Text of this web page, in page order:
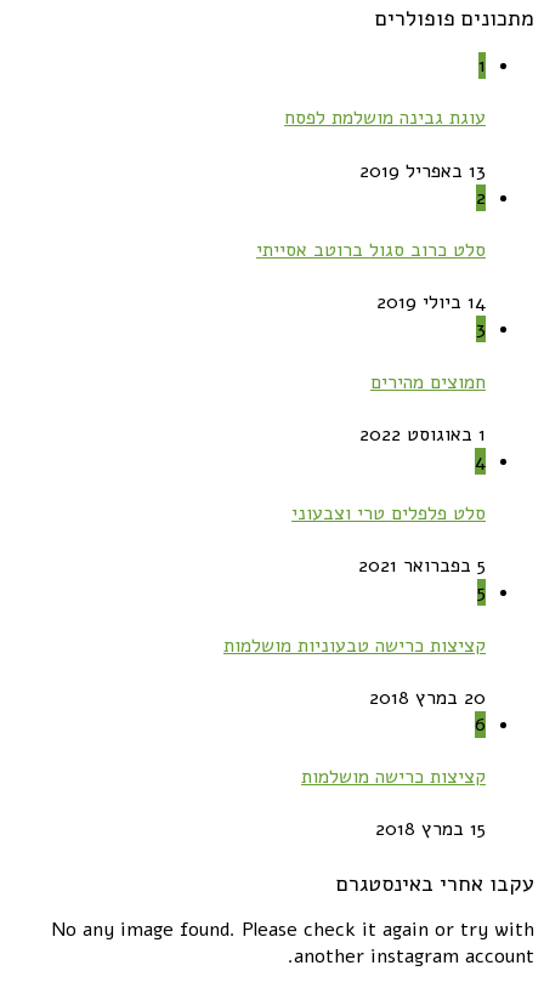
מתכונים פופולרים
1
עוגת גבינה מושלמת לפסח
13 באפריל 2019
2
סלט כרוב סגול ברוטב אסייתי
14 ביולי 2019
3
חמוצים מהירים
1 באוגוסט 2022
4
סלט פלפלים טרי וצבעוני
5 בפברואר 2021
5
קציצות כרישה טבעוניות מושלמות
20 במרץ 2018
6
קציצות כרישה מושלמות
15 במרץ 2018
עקבו אחרי באינסטגרם
No any image found. Please check it again or try with
another instagram account.